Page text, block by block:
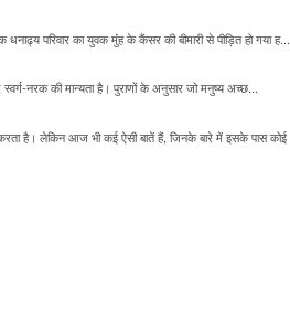
परिवार का युवक मुंंह के कैंसर की बीमारी से पीड़ित हो गया ह...
नरक की मान्यता है। पुराणों के अनुसार जो मनुष्य अच्छ...
है। लेकिन आज भी कई ऐसी बातें हैं, जिनके बारे में इसके पास कोई